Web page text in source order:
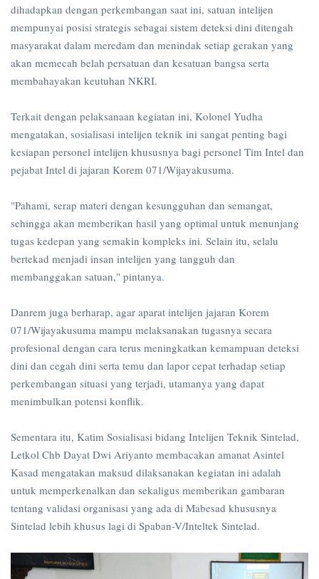
dihadapkan dengan perkembangan saat ini, satuan intelijen
mempunyai posisi strategis sebagai sistem deteksi dini ditengah
masyarakat dalam meredam dan menindak setiap gerakan yang
akan memecah belah persatuan dan kesatuan bangsa serta
membahayakan keutuhan NKRI.
Terkait dengan pelaksanaan kegiatan ini, Kolonel Yudha
mengatakan, sosialisasi intelijen teknik ini sangat penting bagi
kesiapan personel intelijen khususnya bagi personel Tim Intel dan
pejabat Intel di jajaran Korem 071/Wijayakusuma.
"Pahami, serap materi dengan kesungguhan dan semangat,
sehingga akan memberikan hasil yang optimal untuk menunjang
tugas kedepan yang semakin kompleks ini. Selain itu, selalu
bertekad menjadi insan intelijen yang tangguh dan
membanggakan satuan," pintanya.
Danrem juga berharap, agar aparat intelijen jajaran Korem
071/Wijayakusuma mampu melaksanakan tugasnya secara
profesional dengan cara terus meningkatkan kemampuan deteksi
dini dan cegah dini serta temu dan lapor cepat terhadap setiap
perkembangan situasi yang terjadi, utamanya yang dapat
menimbulkan potensi konflik.
Sementara itu, Katim Sosialisasi bidang Intelijen Teknik Sintelad,
Letkol Chb Dayat Dwi Ariyanto membacakan amanat Asintel
Kasad mengatakan maksud dilaksanakan kegiatan ini adalah
untuk memperkenalkan dan sekaligus memberikan gambaran
tentang validasi organisasi yang ada di Mabesad khususnya
Sintelad lebih khusus lagi di Spaban-V/Inteltek Sintelad.